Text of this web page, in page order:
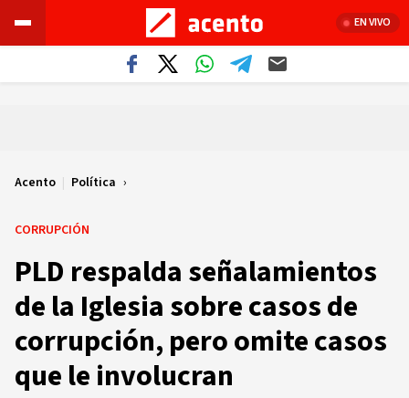
EN VIVO
Acento | Política
CORRUPCIÓN
PLD respalda señalamientos
de la Iglesia sobre casos de
corrupción, pero omite casos
que le involucran